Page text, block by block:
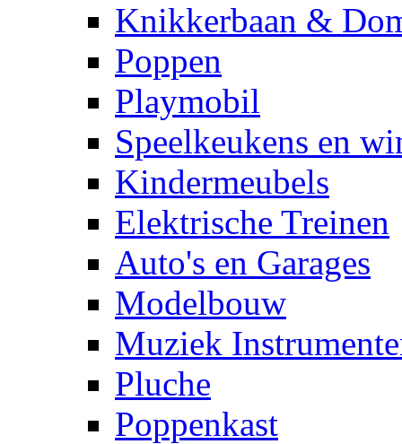
Knikkerbaan &
Poppen
Playmobil
Speelkeukens en
Kindermeubels
Elektrische Treinen
Auto's en Garages
Modelbouw
Muziek
Pluche
Poppenkast